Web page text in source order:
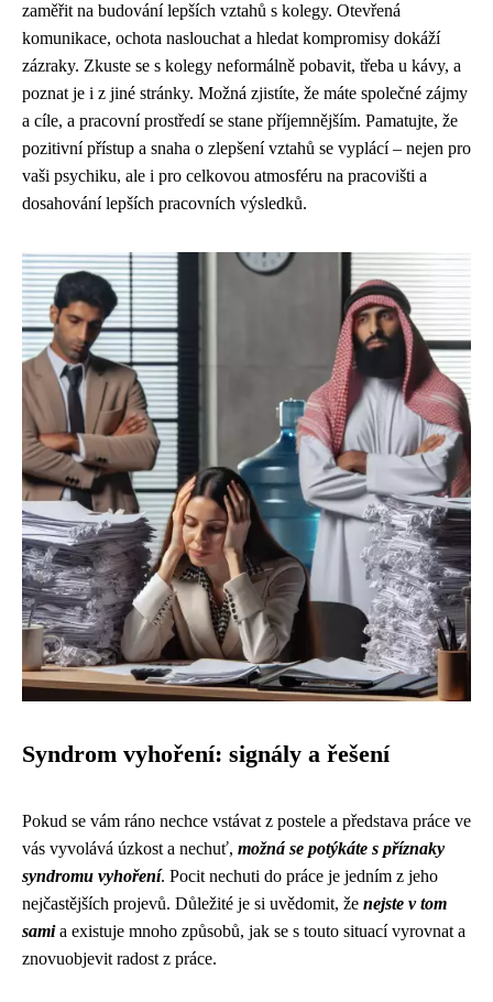
zaměřit na budování lepších vztahů s kolegy. Otevřená
komunikace, ochota naslouchat a hledat kompromisy dokáží
zázraky. Zkuste se s kolegy neformálně pobavit, třeba u kávy, a
poznat je i z jiné stránky. Možná zjistíte, že máte společné zájmy
a cíle, a pracovní prostředí se stane příjemnějším. Pamatujte, že
pozitivní přístup a snaha o zlepšení vztahů se vyplácí – nejen pro
vaši psychiku, ale i pro celkovou atmosféru na pracovišti a
dosahování lepších pracovních výsledků.
Syndrom vyhoření: signály a řešení
Pokud se vám ráno nechce vstávat z postele a představa práce ve
vás vyvolává úzkost a nechuť, možná se potýkáte s příznaky
syndromu vyhoření. Pocit nechuti do práce je jedním z jeho
nejčastějších projevů. Důležité je si uvědomit, že nejste v tom
samia existuje mnoho způsobů, jak se s touto situací vyrovnat a
znovuobjevit radost z práce.